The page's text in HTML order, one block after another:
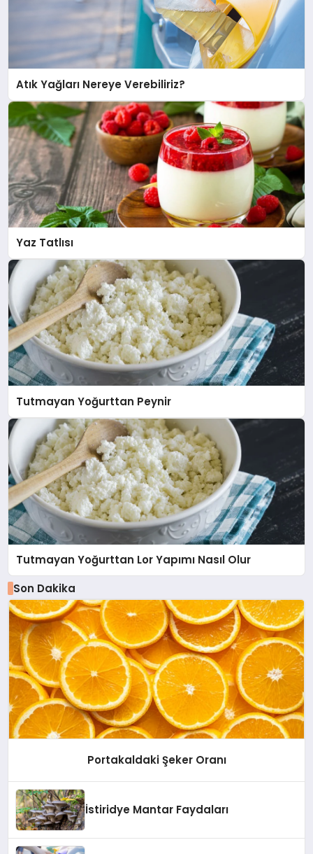
Atık Yağları Nereye Verebiliriz?
Yaz Tatlısı
Tutmayan Yoğurttan Peynir
Tutmayan Yoğurttan Lor Yapımı Nasıl Olur
Son Dakika
Portakaldaki Şeker Oranı
İstiridye Mantar Faydaları